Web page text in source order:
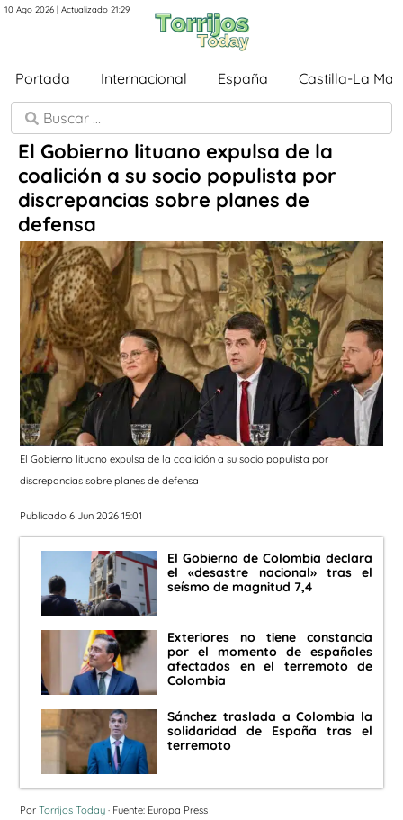
10 Ago 2026 | Actualizado 21:29
Portada Internacional España Castilla-La
El Gobierno lituano expulsa de la
coalición a su socio populista por
discrepancias sobre planes de
defensa
El Gobierno lituano expulsa de la coalición a su socio populista por
discrepancias sobre planes de defensa
Publicado 6 Jun 2026 15:01
El Gobierno de Colombia declara
el «desastre nacional» tras el
seísmo de magnitud 7,4
Exteriores no tiene constancia
por el momento de españoles
afectados en el terremoto de
Colombia
Sánchez traslada a Colombia la
solidaridad de España tras el
terremoto
Por Torrijos Today · Fuente: Europa Press